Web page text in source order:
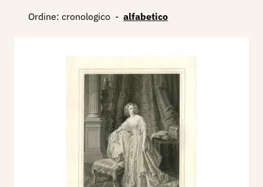
Ordine: cronologico - alfabetico